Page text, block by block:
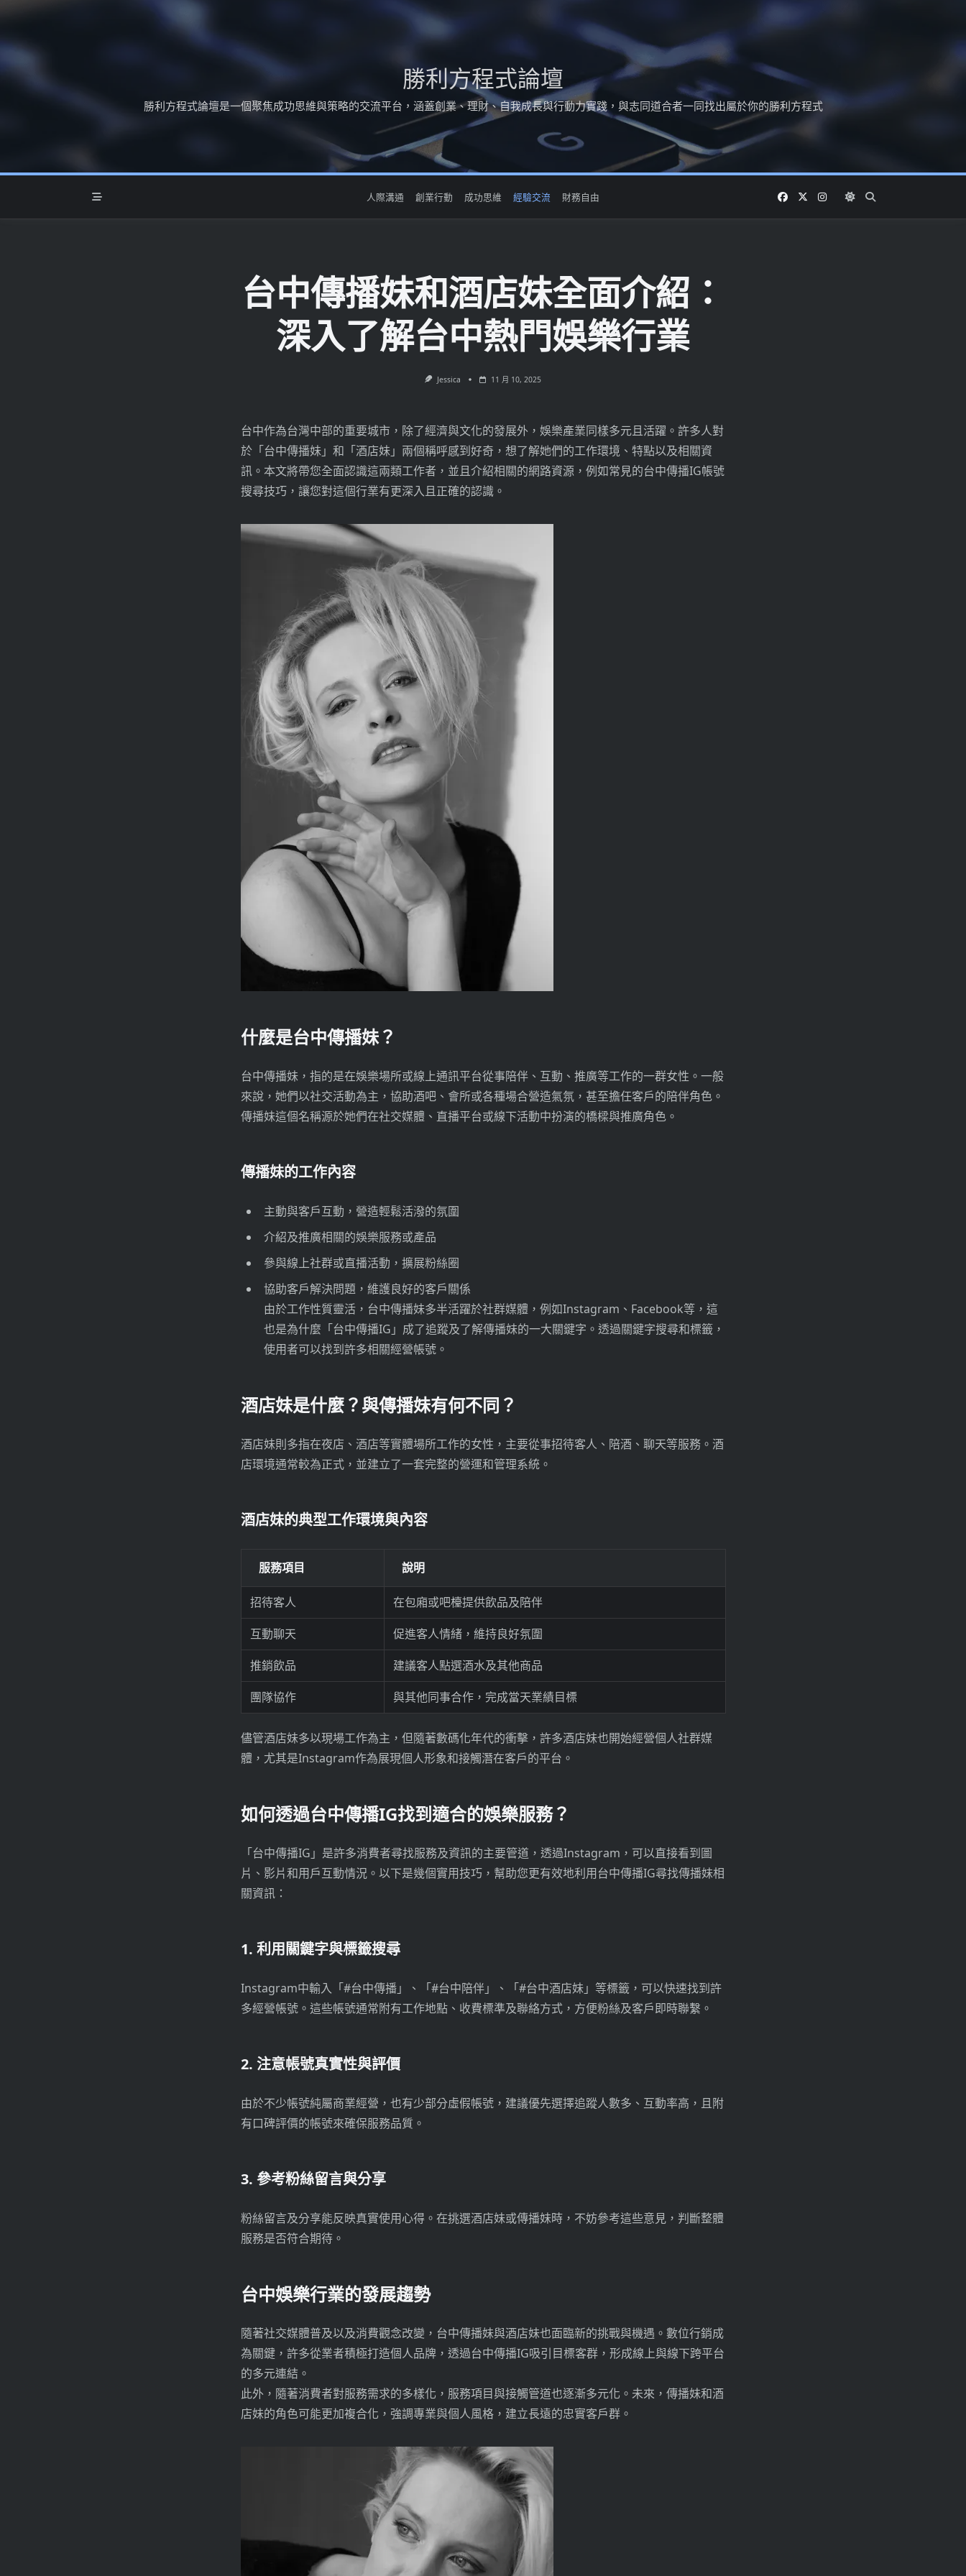
content
勝利方程式論壇
勝利方程式論壇是一個聚焦成功思維與策略的交流平台，涵蓋創業、理財、自我成長與行動力實踐，與志同道合者一同找出屬於你的勝利方程式
人際溝通 創業行動 成功思維 經驗交流 財務自由
台中傳播妹和酒店妹全面介紹：
深入了解台中熱門娛樂行業
Jessica 11 月 10, 2025
台中作為台灣中部的重要城市，除了經濟與文化的發展外，娛樂產業同樣多元且活躍。許多人對
於「台中傳播妹」和「酒店妹」兩個稱呼感到好奇，想了解她們的工作環境、特點以及相關資
訊。本文將帶您全面認識這兩類工作者，並且介紹相關的網路資源，例如常見的台中傳播IG帳號
搜尋技巧，讓您對這個行業有更深入且正確的認識。
什麼是台中傳播妹？
台中傳播妹，指的是在娛樂場所或線上通訊平台從事陪伴、互動、推廣等工作的一群女性。一般
來說，她們以社交活動為主，協助酒吧、會所或各種場合營造氣氛，甚至擔任客戶的陪伴角色。
傳播妹這個名稱源於她們在社交媒體、直播平台或線下活動中扮演的橋樑與推廣角色。
傳播妹的工作內容
主動與客戶互動，營造輕鬆活潑的氛圍
介紹及推廣相關的娛樂服務或產品
參與線上社群或直播活動，擴展粉絲圈
協助客戶解決問題，維護良好的客戶關係
由於工作性質靈活，台中傳播妹多半活躍於社群媒體，例如Instagram、Facebook等，這
也是為什麼「台中傳播IG」成了追蹤及了解傳播妹的一大關鍵字。透過關鍵字搜尋和標籤，
使用者可以找到許多相關經營帳號。
酒店妹是什麼？與傳播妹有何不同？
酒店妹則多指在夜店、酒店等實體場所工作的女性，主要從事招待客人、陪酒、聊天等服務。酒
店環境通常較為正式，並建立了一套完整的營運和管理系統。
酒店妹的典型工作環境與內容
服務項目 說明
招待客人
在包廂或吧檯提供飲品及陪伴
互動聊天
促進客人情緒，維持良好氛圍
推銷飲品
建議客人點選酒水及其他商品
團隊協作
與其他同事合作，完成當天業績目標
儘管酒店妹多以現場工作為主，但隨著數碼化年代的衝擊，許多酒店妹也開始經營個人社群媒
體，尤其是Instagram作為展現個人形象和接觸潛在客戶的平台。
如何透過台中傳播IG找到適合的娛樂服務？
「台中傳播IG」是許多消費者尋找服務及資訊的主要管道，透過Instagram，可以直接看到圖
片、影片和用戶互動情況。以下是幾個實用技巧，幫助您更有效地利用台中傳播IG尋找傳播妹相
關資訊：
1. 利用關鍵字與標籤搜尋
Instagram中輸入「#台中傳播」、「#台中陪伴」、「#台中酒店妹」等標籤，可以快速找到許
多經營帳號。這些帳號通常附有工作地點、收費標準及聯絡方式，方便粉絲及客戶即時聯繫。
2. 注意帳號真實性與評價
由於不少帳號純屬商業經營，也有少部分虛假帳號，建議優先選擇追蹤人數多、互動率高，且附
有口碑評價的帳號來確保服務品質。
3. 參考粉絲留言與分享
粉絲留言及分享能反映真實使用心得。在挑選酒店妹或傳播妹時，不妨參考這些意見，判斷整體
服務是否符合期待。
台中娛樂行業的發展趨勢
隨著社交媒體普及以及消費觀念改變，台中傳播妹與酒店妹也面臨新的挑戰與機遇。數位行銷成
為關鍵，許多從業者積極打造個人品牌，透過台中傳播IG吸引目標客群，形成線上與線下跨平台
的多元連結。
此外，隨著消費者對服務需求的多樣化，服務項目與接觸管道也逐漸多元化。未來，傳播妹和酒
店妹的角色可能更加複合化，強調專業與個人風格，建立長遠的忠實客戶群。